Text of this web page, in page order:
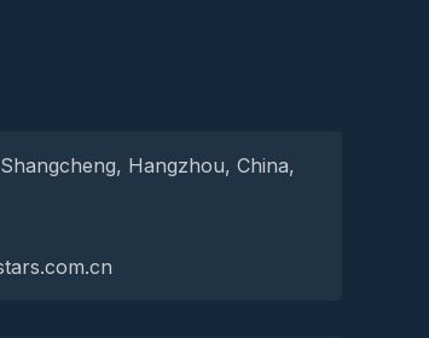
Hangzhou, China,